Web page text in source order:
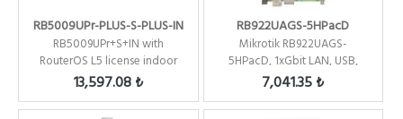
RB5009UPr-PLUS-S-PLUS-IN
RB5009UPr+S+IN with
RouterOS L5 license indoor
case
13,597.08 ₺
RB922UAGS-5HPacD
Mikrotik RB922UAGS-
5HPacD, 1xGbit LAN, USB,
1xSFP, 5Ghz 802.11a/c ...
7,041.35 ₺